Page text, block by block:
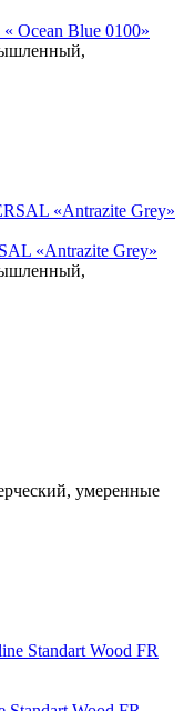
Ocean Blue 0100»
«Antrazite Grey»
умеренные